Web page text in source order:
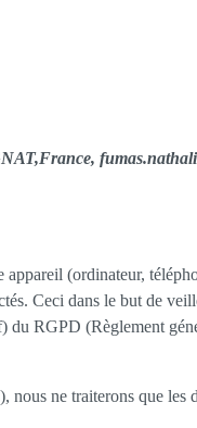
(ordinateur,
Ceci dans le but de
RGPD (Règlement
ne traiterons que